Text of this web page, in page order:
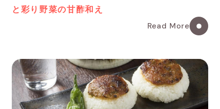
と彩り野菜の甘酢和え
Read More